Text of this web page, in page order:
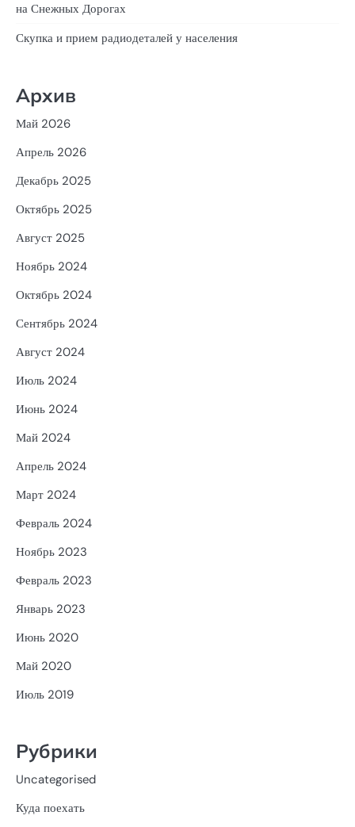
на Снежных Дорогах
Скупка и прием радиодеталей у населения
Архив
Май 2026
Апрель 2026
Декабрь 2025
Октябрь 2025
Август 2025
Ноябрь 2024
Октябрь 2024
Сентябрь 2024
Август 2024
Июль 2024
Июнь 2024
Май 2024
Апрель 2024
Март 2024
Февраль 2024
Ноябрь 2023
Февраль 2023
Январь 2023
Июнь 2020
Май 2020
Июль 2019
Рубрики
Uncategorised
Куда поехать